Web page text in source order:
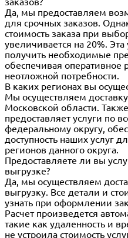
Да, мы предоставляем
для срочных заказов.
стоимость заказа при
увеличивается на 20%. Эта
получить необходимые
обеспечивая оперативное
неотложной потребности.
В каких регионах вы
Мы осуществляем
Московской области.
предоставляет услуги по
федеральному округу,
доступность наших услуг
регионов данного округа.
Предоставляете ли вы
выгрузке?
Да, мы осуществляем
выгрузку. Все детали и
узнать при оформлении
Расчет произведется
такие как удаленность и
не устроила стоимость